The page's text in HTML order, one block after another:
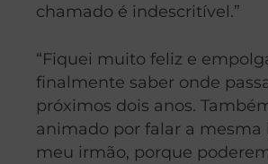
chamado é indescritível.”
“Fiquei muito feliz e
finalmente saber onde
próximos dois anos.
animado por falar a mesma
meu irmão, porque